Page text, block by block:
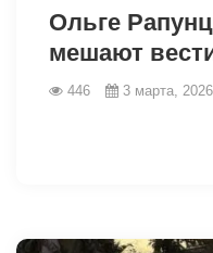
Ольге
мешают
446 3 марта,